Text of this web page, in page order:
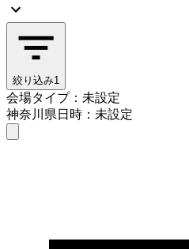
絞り込み1
会場タイプ：未設定
神奈川県日時：未設定